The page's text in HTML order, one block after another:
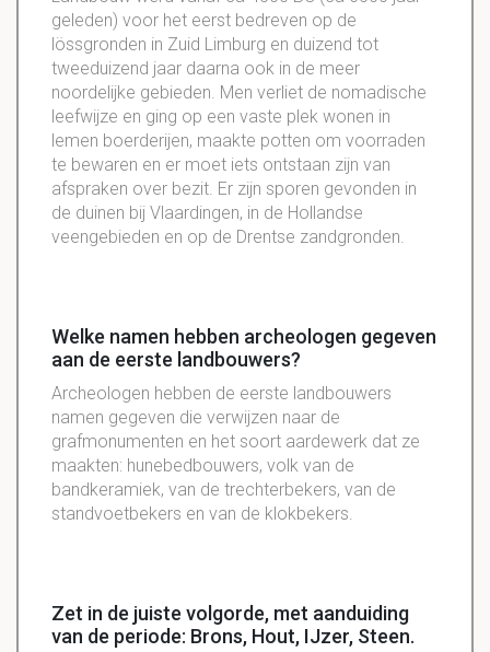
geleden) voor het eerst bedreven op de
lössgronden in Zuid Limburg en duizend tot
tweeduizend jaar daarna ook in de meer
noordelijke gebieden. Men verliet de nomadische
leefwijze en ging op een vaste plek wonen in
lemen boerderijen, maakte potten om voorraden
te bewaren en er moet iets ontstaan zijn van
afspraken over bezit. Er zijn sporen gevonden in
de duinen bij Vlaardingen, in de Hollandse
veengebieden en op de Drentse zandgronden.
Welke namen hebben archeologen gegeven
aan de eerste landbouwers?
Archeologen hebben de eerste landbouwers
namen gegeven die verwijzen naar de
grafmonumenten en het soort aardewerk dat ze
maakten: hunebedbouwers, volk van de
bandkeramiek, van de trechterbekers, van de
standvoetbekers en van de klokbekers.
Zet in de juiste volgorde, met aanduiding
van de periode: Brons, Hout, IJzer, Steen.